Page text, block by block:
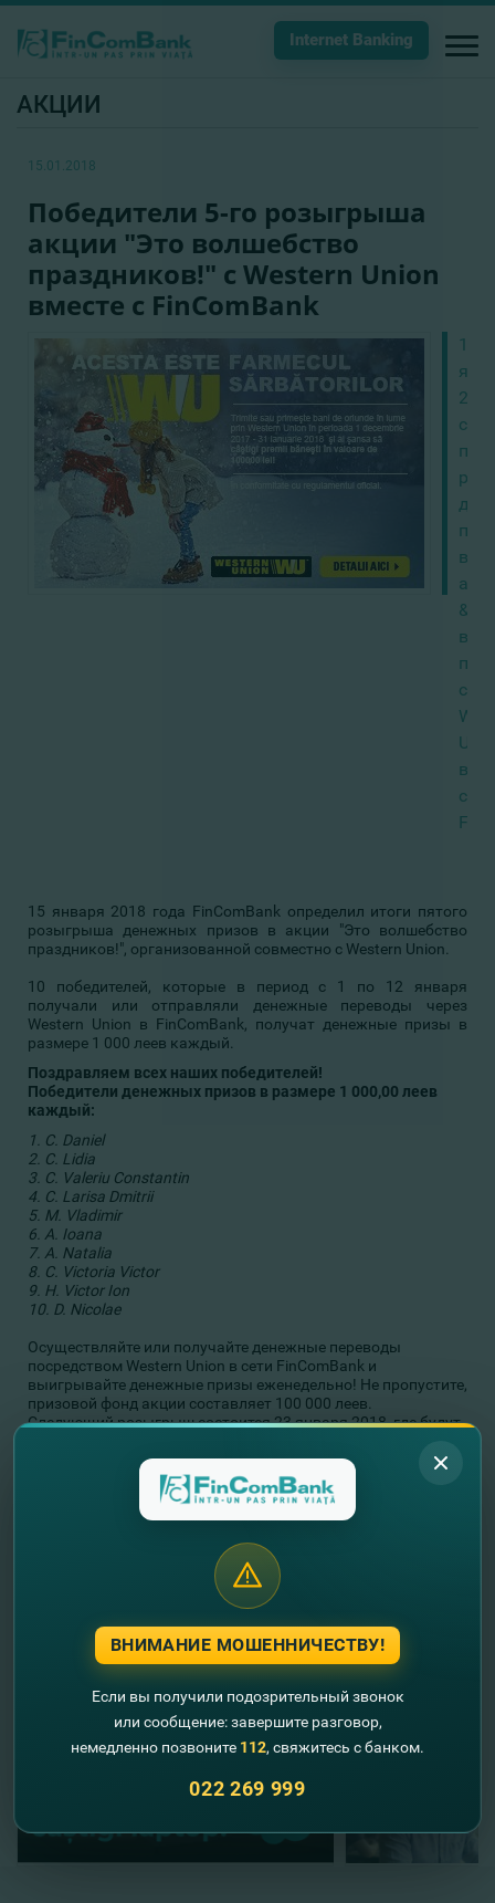
Internet Banking
АКЦИИ
15.01.2018
Победители 5-го розыгрыша
акции "Это волшебство
праздников!" с Western Union
вместе с FinComBank
15
в
с
с
15 января 2018 года FinComBank определил итоги пятого
розыгрыша денежных призов в акции "Это волшебство
праздников!", организованной совместно с Western Union.
10 победителей, которые в период с 1 по 12 января
получали или отправляли денежные переводы через
Western Union в FinComBank, получат денежные призы в
размере 1 000 леев каждый.
Поздравляем всех наших победителей!
Победители денежных призов в размере 1 000,00 леев
каждый:
1. C. Daniel
2. C. Lidia
3. C. Valeriu Constantin
4. C. Larisa Dmitrii
5. M. Vladimir
6. A. Ioana
7. A. Natalia
8. C. Victoria Victor
9. H. Victor Ion
10. D. Nicolae
Осуществляйте или получайте денежные переводы
посредством Western Union в сети FinComBank и
выигрывайте денежные призы еженедельно! Не пропустите,
призовой фонд акции составляет 100 000 леев.
Следующий розыгрыш состоится 23 января 2018, где будут
Полные условия и регламент акции найдете тут:
https://fincombank.com/ru/special-nye-predlozenia/eto-
Другие новости
ВНИМАНИЕ МОШЕННИЧЕСТВУ!
Если вы получили подозрительный звонок
или сообщение: завершите разговор,
немедленно позвоните 112, свяжитесь с банком.
022 269 999